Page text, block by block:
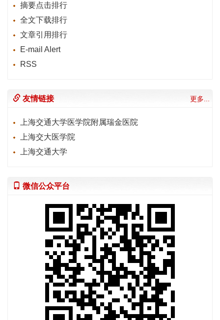
摘要点击排行
全文下载排行
文章引用排行
E-mail Alert
RSS
友情链接 更多...
上海交通大学医学院附属瑞金医院
上海交大医学院
上海交通大学
微信公众平台